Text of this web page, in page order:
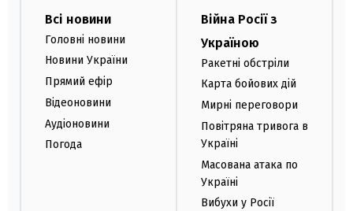
Всі новини
Головні новини
Новини України
Прямий ефір
Відеоновини
Аудіоновини
Погода
Війна Росії з
Україною
Ракетні обстріли
Карта бойових дій
Мирні переговори
Повітряна тривога в
Україні
Масована атака по
Україні
Вибухи у Росії